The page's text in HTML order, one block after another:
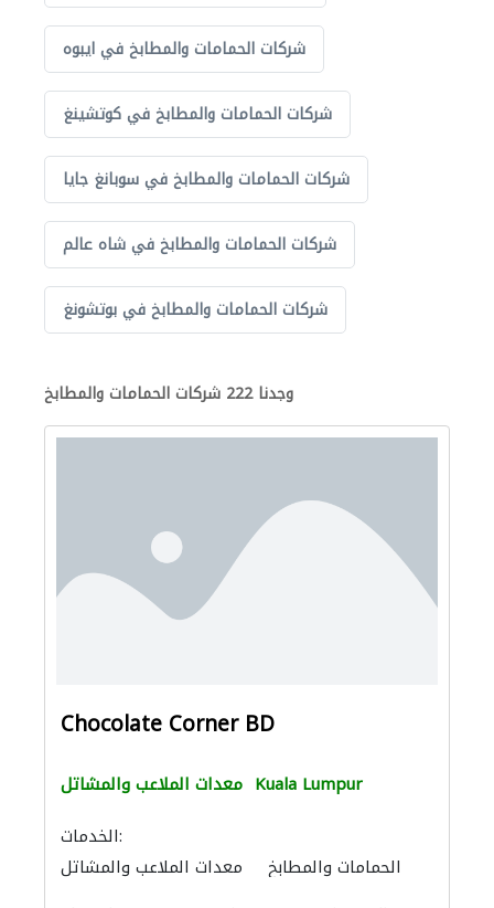
شركات الحمامات والمطابخ في ايبوه
شركات الحمامات والمطابخ في كوتشينغ
شركات الحمامات والمطابخ في سوبانغ جايا
شركات الحمامات والمطابخ في شاه عالم
شركات الحمامات والمطابخ في بوتشونغ
وجدنا 222 شركات الحمامات والمطابخ
Chocolate Corner BD
معدات الملاعب والمشاتل Kuala Lumpur
الخدمات:
معدات الملاعب والمشاتل
الحمامات والمطابخ